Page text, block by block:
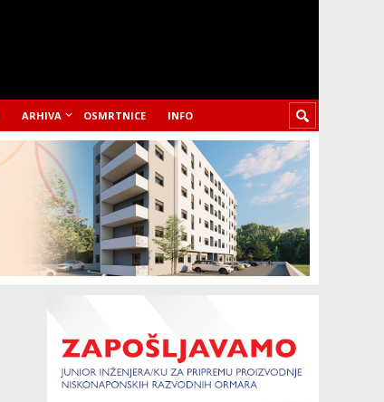
ARHIVA OSMRTNICE INFO